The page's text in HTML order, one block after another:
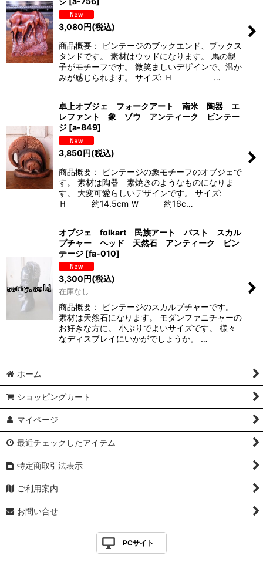
3,080円(税込)
商品概要： ビンテージのブックエンド、ブックス
タンドです。 素材はウッドになります。 馬の親
子がモチーフです。 微笑ましいデザインで、温か
みが感じられます。 サイズ: Ｈ …
卓上オブジェ フォークアート 南米 陶器 エ
レファント 象 ゾウ アンティーク ビンテー
ジ [a-849]
3,850円(税込)
商品概要： ビンテージの象モチーフのオブジェで
す。 素材は陶器 素焼きのようなものになりま
す。 大変可愛らしいデザインです。 サイズ:
Ｈ 約14.5cm Ｗ 約16c…
オブジェ folkart 民族アート バスト スカル
プチャー ヘッド 天然石 アンティーク ビン
テージ [fa-010]
3,300円(税込)
在庫なし
商品概要： ビンテージのスカルプチャーです。
素材は天然石になります。 モダンファニチャーの
お好きな方に。 小ぶりでよいサイズです。 様々
なディスプレイにいかがでしょうか。 …
ホーム
ショッピングカート
マイページ
最近チェックしたアイテム
特定商取引法表示
ご利用案内
お問い合せ
PCサイト